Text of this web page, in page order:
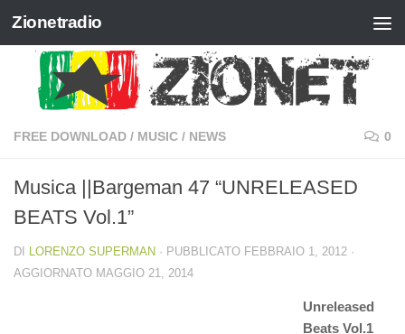
Salta al contenuto
Zionetradio
FREE DOWNLOAD / MUSIC / NEWS 0
Musica ||Bargeman 47 “UNRELEASED
BEATS Vol.1”
DI LORENZO SUPERMAN · PUBBLICATO FEBBRAIO 1, 2012 ·
AGGIORNATO MAGGIO 21, 2014
Unreleased
Beats Vol.1